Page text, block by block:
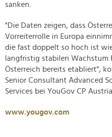
sanken.
"Die Daten zeigen, dass
Vorreiterrolle in Europa
die fast doppelt so hoch ist
langfristig stabilen Wachstum
Österreich bereits etabliert",
Senior Consultant Advanced
Services bei YouGov CP Austria.
www.yougov.com